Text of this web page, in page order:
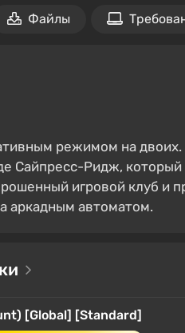
Файлы
режимом на
Сайпресс-Ридж,
игровой клуб и
аркадным автоматом.
[Global] [Standard]